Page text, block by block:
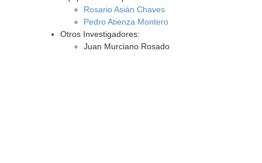
Rosario Asián Chaves
Pedro Atienza Montero
Otros Investigadores:
Juan Murciano Rosado